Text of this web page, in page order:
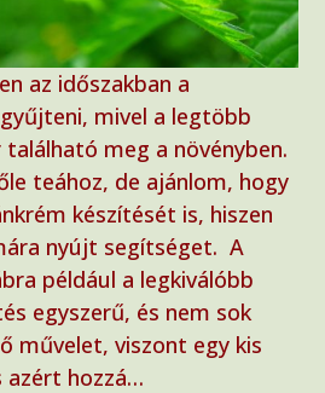
az időszakban a
mivel a legtöbb
meg a növényben.
teához, de ajánlom, hogy
készítését is, hiszen
nyújt segítséget. A
például a legkiválóbb
egyszerű, és nem sok
művelet, viszont egy kis
azért hozzá…